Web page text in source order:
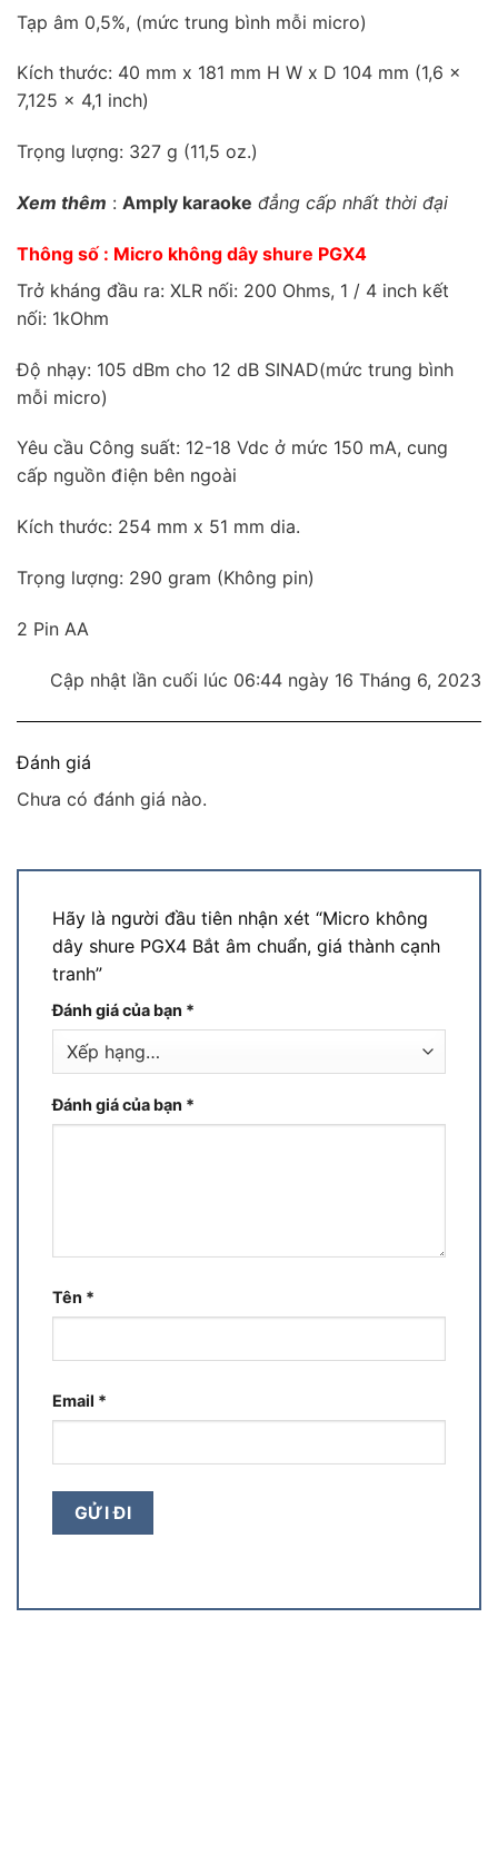
Tạp âm 0,5%, (mức trung bình mỗi micro)
Kích thước: 40 mm x 181 mm H W x D 104 mm (1,6 x
7,125 x 4,1 inch)
Trọng lượng: 327 g (11,5 oz.)
Xem thêm : Amply karaoke đẳng cấp nhất thời đại
Thông số : Micro không dây shure PGX4
Trở kháng đầu ra: XLR nối: 200 Ohms, 1 / 4 inch kết
nối: 1kOhm
Độ nhạy: 105 dBm cho 12 dB SINAD(mức trung bình
mỗi micro)
Yêu cầu Công suất: 12-18 Vdc ở mức 150 mA, cung
cấp nguồn điện bên ngoài
Kích thước: 254 mm x 51 mm dia.
Trọng lượng: 290 gram (Không pin)
2 Pin AA
Cập nhật lần cuối lúc 06:44 ngày 16 Tháng 6, 2023
Đánh giá
Chưa có đánh giá nào.
Hãy là người đầu tiên nhận xét “Micro không
dây shure PGX4 Bắt âm chuẩn, giá thành cạnh
tranh”
Đánh giá của bạn *
Đánh giá của bạn *
Tên *
Email *